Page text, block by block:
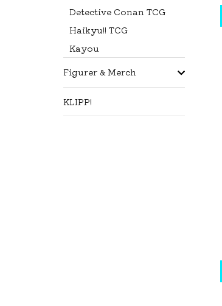
Detective Conan TCG
Haikyu!! TCG
Kayou
Figurer & Merch
KLIPP!